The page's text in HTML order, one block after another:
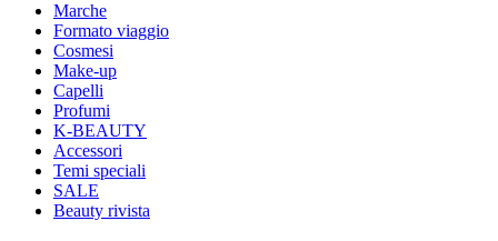
Marche
Formato viaggio
Cosmesi
Make-up
Capelli
Profumi
K-BEAUTY
Accessori
Temi speciali
SALE
Beauty rivista